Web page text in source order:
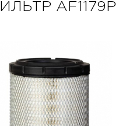
AF1179P